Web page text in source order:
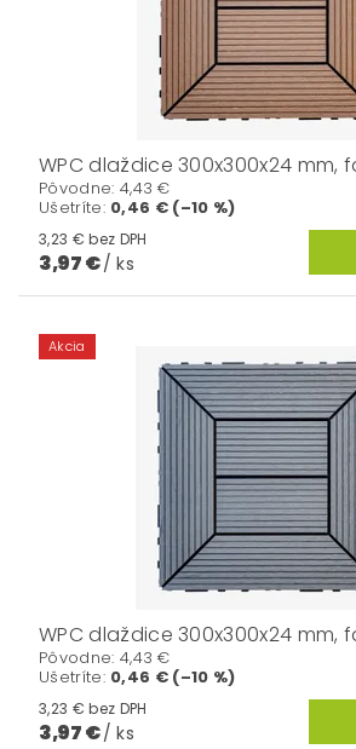
WPC dlaždice 300x300x24 mm,
Pôvodne: 4,43 €
Ušetríte: 0,46 € (–10 %)
3,23 € bez DPH
3,97 €/ ks
Akcia
WPC dlaždice 300x300x24 mm,
Pôvodne: 4,43 €
Ušetríte: 0,46 € (–10 %)
3,23 € bez DPH
3,97 €/ ks